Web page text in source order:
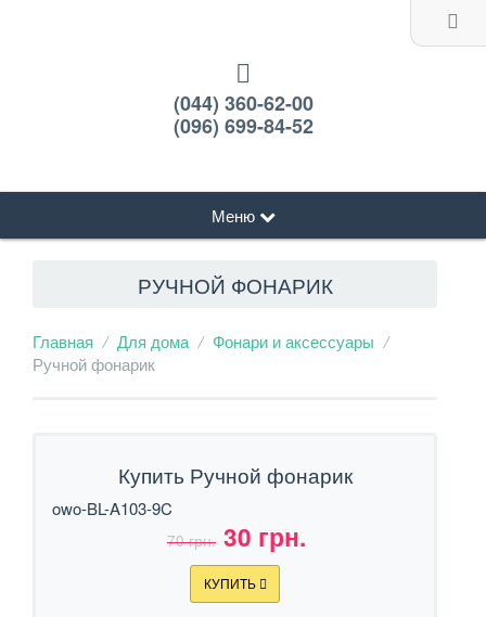
(044) 360-62-00
(096) 699-84-52
Меню
РУЧНОЙ ФОНАРИК
Главная Для дома
Фонари и аксессуары
Ручной фонарик
Купить Ручной фонарик
owo-BL-A103-9C
70 грн. 30 грн.
КУПИТЬ